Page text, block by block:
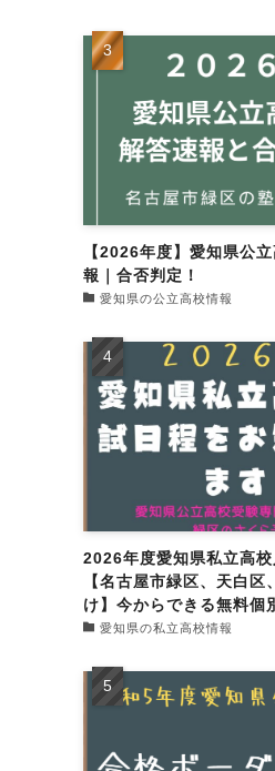
【2026年度】愛知県公
報｜合否判定！
愛知県の公立高校情報
2026年度愛知県私立高
【名古屋市緑区、天白区
け】今からできる無料個
愛知県の私立高校情報